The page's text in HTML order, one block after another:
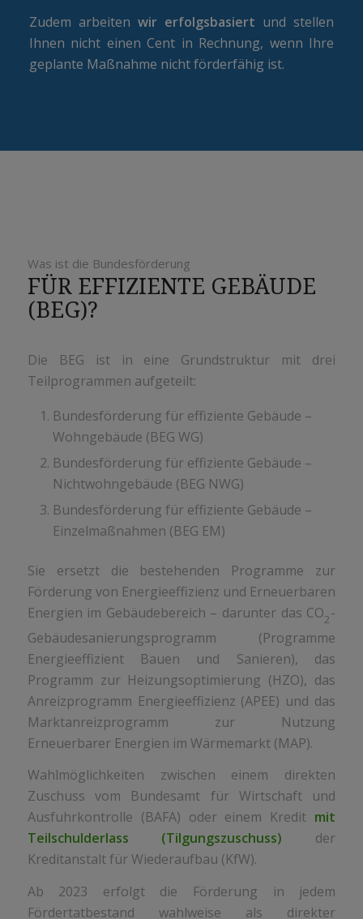
Zudem arbeiten wir erfolgsbasiert und stellen
Ihnen nicht einen Cent in Rechnung, wenn Ihre
geplante Maßnahme nicht förderfähig ist.
Was ist die Bundesförderung
FÜR EFFIZIENTE GEBÄUDE
(BEG)?
Die BEG ist in eine Grundstruktur mit drei
Teilprogrammen aufgeteilt:
Bundesförderung für effiziente Gebäude –
Wohngebäude (BEG WG)
Bundesförderung für effiziente Gebäude –
Nichtwohngebäude (BEG NWG)
Bundesförderung für effiziente Gebäude –
Einzelmaßnahmen (BEG EM)
Sie ersetzt die bestehenden Programme zur
Förderung von Energieeffizienz und Erneuerbaren
Energien im Gebäudebereich – darunter das CO2-
Gebäudesanierungsprogramm (Programme
Energieeffizient Bauen und Sanieren), das
Programm zur Heizungsoptimierung (HZO), das
Anreizprogramm Energieeffizienz (APEE) und das
Marktanreizprogramm zur Nutzung
Erneuerbarer Energien im Wärmemarkt (MAP).
Wahlmöglichkeiten zwischen einem direkten
Zuschuss vom Bundesamt für Wirtschaft und
Ausfuhrkontrolle (BAFA) oder einem Kredit mit
Teilschulderlass (Tilgungszuschuss) der
Kreditanstalt für Wiederaufbau (KfW).
Ab 2023 erfolgt die Förderung in jedem
Fördertatbestand wahlweise als direkter